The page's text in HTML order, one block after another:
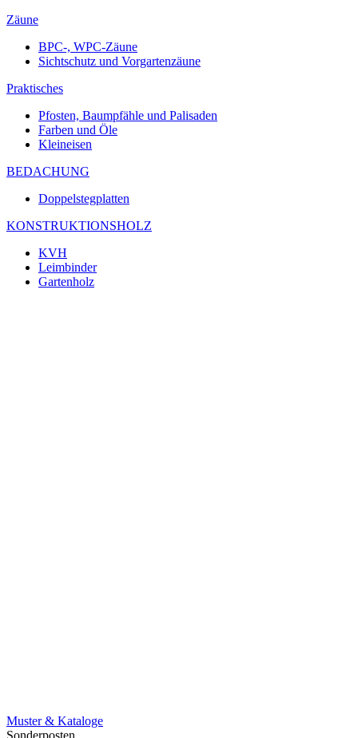
Zäune
BPC-, WPC-Zäune
Sichtschutz und Vorgartenzäune
Praktisches
Pfosten, Baumpfähle und Palisaden
Farben und Öle
Kleineisen
BEDACHUNG
Doppelstegplatten
KONSTRUKTIONSHOLZ
KVH
Leimbinder
Gartenholz
Muster & Kataloge
Sonderposten